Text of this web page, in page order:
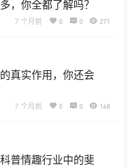
，你全都了解吗？
7 个月前 0 0 271
真实作用，你还会
7 个月前 0 0 168
普情趣行业中的斐